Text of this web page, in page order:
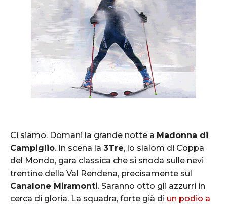
Ci siamo. Domani la grande notte a Madonna di
Campiglio. In scena la 3Tre, lo slalom di Coppa
del Mondo, gara classica che si snoda sulle nevi
trentine della Val Rendena, precisamente sul
Canalone Miramonti. Saranno otto gli azzurri in
cerca di gloria. La squadra, forte già di un podio a